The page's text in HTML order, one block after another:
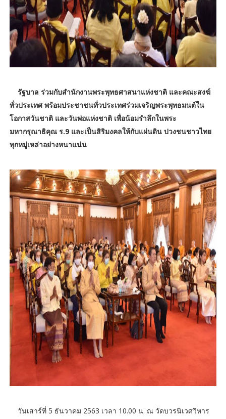
รัฐบาล ร่วมกับสำนักงานพระพุทธศาสนาแห่งชาติ และคณะสงฆ์
ทั่วประเทศ พร้อมประชาชนทั่วประเทศร่วมเจริญพระพุทธมนต์ใน
โอกาสวันชาติ และวันพ่อแห่งชาติ เพื่อน้อมรำลึกในพระ
มหากรุณาธิคุณ ร.9 และเป็นสิริมงคลให้กับแผ่นดิน ปวงชนชาวไทย
ทุกหมู่เหล่าอย่างหนาแน่น
วันเสาร์ที่ 5 ธันวาคม 2563 เวลา 10.00 น. ณ วัดบวรนิเวศวิหาร